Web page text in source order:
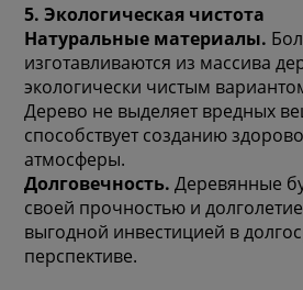
5. Экологическая чистота
Натуральные материалы.
изготавливаются из массива
экологически чистым
Дерево не выделяет вредных
способствует созданию
атмосферы.
Долговечность. Деревянные
своей прочностью и
выгодной инвестицией в
перспективе.